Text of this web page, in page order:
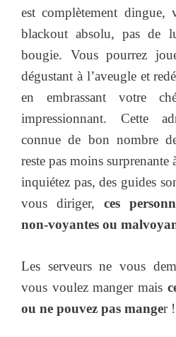
est complètement dingue,
blackout absolu, pas de
bougie. Vous pourrez
dégustant à l’aveugle et
en embrassant votre
impressionnant. Cette
connue de bon nombre
reste pas moins
inquiétez pas, des guides
vous diriger, ces
non-voyantes ou
Les serveurs ne vous
vous voulez manger mais
ou ne pouvez pas manger